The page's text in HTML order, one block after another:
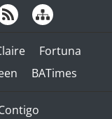
Fortuna
BATimes